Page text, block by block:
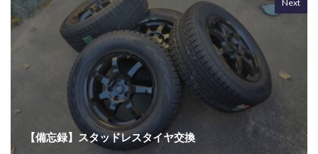
Next
【備忘録】スタッドレスタイヤ交換